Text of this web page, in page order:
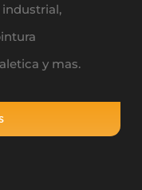
y mas.